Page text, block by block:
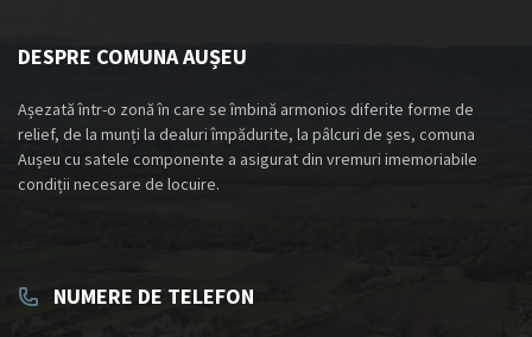
DESPRE COMUNA AUȘEU
Așezată într-o zonă în care se îmbină armonios diferite forme de
relief, de la munți la dealuri împădurite, la pâlcuri de șes, comuna
Aușeu cu satele componente a asigurat din vremuri imemoriabile
condiții necesare de locuire.
NUMERE DE TELEFON